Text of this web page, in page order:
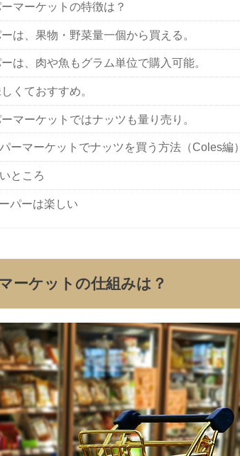
マーケットの特徴は？
は、果物・野菜量一個から買える。
は、肉や魚もグラム単位で購入可能。
くておすすめ。
マーケットではナッツも量り売り。
ーマーケットでナッツを買う方法（Coles編）
ところ
パーは楽しい
ーケットの仕組みは？